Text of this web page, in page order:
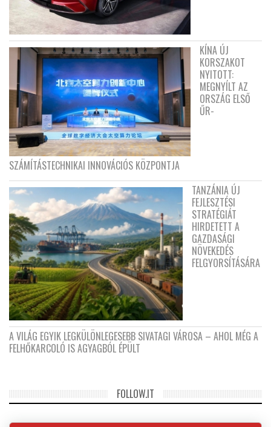
KÍNA ÚJ
KORSZAKOT
NYITOTT:
MEGNYÍLT AZ
ORSZÁG ELSŐ
ŰR-
SZÁMÍTÁSTECHNIKAI INNOVÁCIÓS KÖZPONTJA
TANZÁNIA ÚJ
FEJLESZTÉSI
STRATÉGIÁT
HIRDETETT A
GAZDASÁGI
NÖVEKEDÉS
FELGYORSÍTÁSÁRA
A VILÁG EGYIK LEGKÜLÖNLEGESEBB SIVATAGI VÁROSA – AHOL MÉG A
FELHŐKARCOLÓ IS AGYAGBÓL ÉPÜLT
FOLLOW.IT